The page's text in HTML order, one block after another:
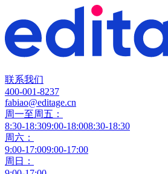
联系我们
400-001-8237
fabiao@editage.cn
周一至周五：
8:30-18:309:00-18:008:30-18:30
周六：
9:00-17:009:00-17:00
周日：